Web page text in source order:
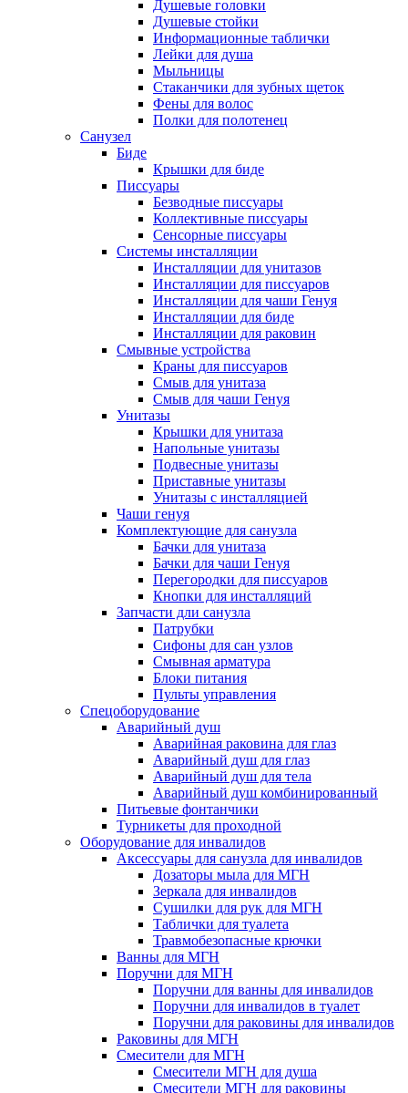
Душевые головки
Душевые стойки
Информационные таблички
Лейки для душа
Мыльницы
Стаканчики для зубных щеток
Фены для волос
Полки для полотенец
Санузел
Биде
Крышки для биде
Писсуары
Безводные писсуары
Коллективные писсуары
Сенсорные писсуары
Системы инсталляции
Инсталляции для унитазов
Инсталляции для писсуаров
Инсталляции для чаши Генуя
Инсталляции для биде
Инсталляции для раковин
Смывные устройства
Краны для писсуаров
Смыв для унитаза
Смыв для чаши Генуя
Унитазы
Крышки для унитаза
Напольные унитазы
Подвесные унитазы
Приставные унитазы
Унитазы с инсталляцией
Чаши генуя
Комплектующие для санузла
Бачки для унитаза
Бачки для чаши Генуя
Перегородки для писсуаров
Кнопки для инсталляций
Запчасти дли санузла
Патрубки
Сифоны для сан узлов
Смывная арматура
Блоки питания
Пульты управления
Спецоборудование
Аварийный душ
Аварийная раковина для глаз
Аварийный душ для глаз
Аварийный душ для тела
Аварийный душ комбинированный
Питьевые фонтанчики
Турникеты для проходной
Оборудование для инвалидов
Аксессуары для санузла для инвалидов
Дозаторы мыла для МГН
Зеркала для инвалидов
Сушилки для рук для МГН
Таблички для туалета
Травмобезопасные крючки
Ванны для МГН
Поручни для МГН
Поручни для ванны для инвалидов
Поручни для инвалидов в туалет
Поручни для раковины для инвалидов
Раковины для МГН
Смесители для МГН
Смесители МГН для душа
Смесители МГН для раковины